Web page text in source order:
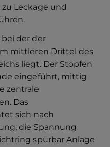
Leckage und
der der
mittleren Drittel des
liegt. Der Stopfen
eingeführt, mittig
zentrale
Das
sich nach
die Spannung
spürbar Anlage